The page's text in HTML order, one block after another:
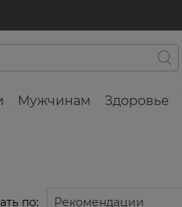
Мужчинам Здоровье
по: Рекомендации